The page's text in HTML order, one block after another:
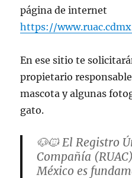
página de internet
https://
En ese sitio te
propietario
mascota y algunas
gato.
🐶🐱 El Registro
Compañía
México es